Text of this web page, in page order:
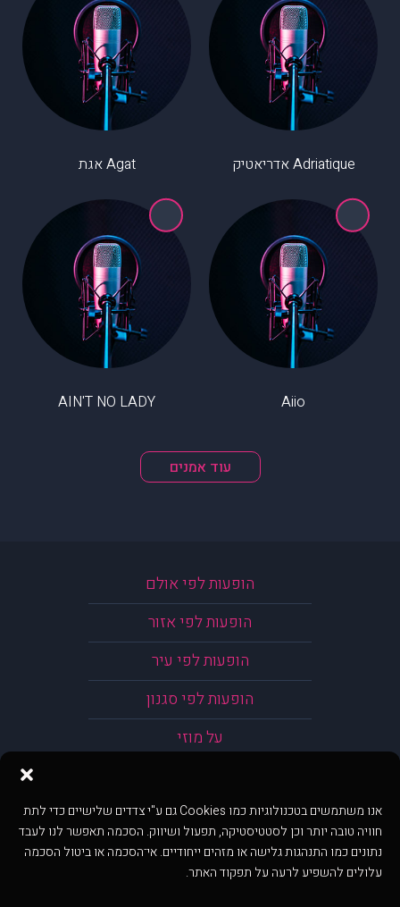
אנו משתמשים בטכנולוגיות כמו Cookies גם ע"י צדדים שלישיים כדי לתת
חוויה טובה יותר וכן לסטטיסטיקה, תפעול ושיווק. הסכמה תאפשר לנו לעבד
נתונים כמו התנהגות גלישה או מזהים ייחודיים. אי־הסכמה או ביטול הסכמה
עלולים להשפיע לרעה על תפקוד האתר.
Adriatique אדריאטיק Agat אגת
Aiio
AIN'T NO LADY
עוד אמנים
הופעות לפי אולם
הופעות לפי אזור
הופעות לפי עיר
הופעות לפי סגנון
על מוזי